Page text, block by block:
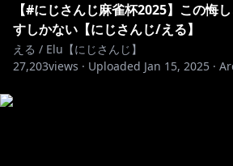
【#にじさんじ麻雀杯2025】この悔
すしかない【にじさんじ/える】
える / Elu【にじさんじ】
27,203views · Uploaded Jan 15, 2025 ·